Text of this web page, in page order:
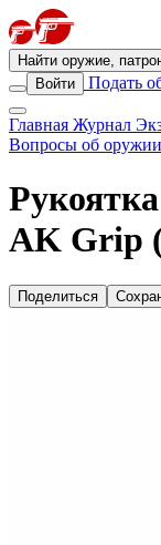
Найти оружие,
Войти
Подать
Главная Журнал
Вопросы об оружии
AK Grip
Поделиться